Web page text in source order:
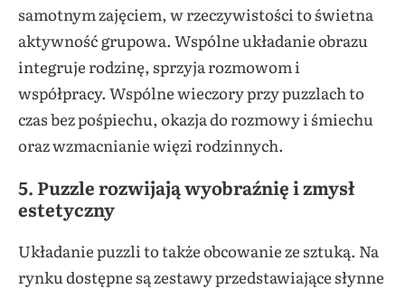
samotnym zajęciem, w rzeczywistości to świetna
aktywność grupowa. Wspólne układanie obrazu
integruje rodzinę, sprzyja rozmowom i
współpracy. Wspólne wieczory przy puzzlach to
czas bez pośpiechu, okazja do rozmowy i śmiechu
oraz wzmacnianie więzi rodzinnych.
5. Puzzle rozwijają wyobraźnię i zmysł
estetyczny
Układanie puzzli to także obcowanie ze sztuką. Na
rynku dostępne są zestawy przedstawiające słynne